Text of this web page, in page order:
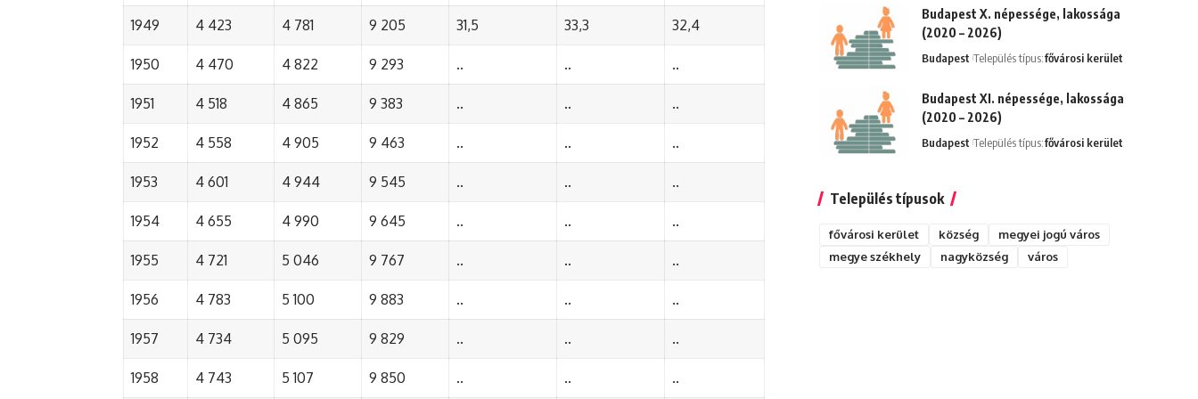
1949 4 423 4 781 9 205 31,5 33,3 32,4
1950 4 470 4 822 9 293 .. .. ..
1951 4 518 4 865 9 383 .. .. ..
1952 4 558 4 905 9 463 .. .. ..
1953 4 601 4 944 9 545 .. .. ..
1954 4 655 4 990 9 645 .. .. ..
1955 4 721 5 046 9 767 .. .. ..
1956 4 783 5 100 9 883 .. .. ..
1957 4 734 5 095 9 829 .. .. ..
1958 4 743 5 107 9 850 .. .. ..
Budapest X. népessége, lakossága
(2020 – 2026)
Budapest Település típus:fővárosi kerület
Budapest XI. népessége, lakossága
(2020 – 2026)
Budapest Település típus:fővárosi kerület
Település típusok
fővárosi kerület község
megyei jogú város
megye székhely
nagyközség város